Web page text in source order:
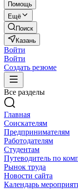
Помощь
Ещё
Поиск
Казань
Войти
Войти
Создать резюме
Все разделы
Главная
Соискателям
Предпринимателям
Работодателям
Студентам
Путеводитель по
Рынок труда
Новости сайта
Календарь